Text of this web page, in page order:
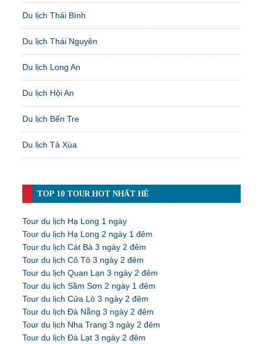
Du lịch Thái Bình
Du lịch Thái Nguyên
Du lịch Long An
Du lịch Hội An
Du lịch Bến Tre
Du lịch Tà Xùa
TOP 10 TOUR HOT NHẤT HÈ
Tour du lịch Hạ Long 1 ngày
Tour du lịch Hạ Long 2 ngày 1 đêm
Tour du lịch Cát Bà 3 ngày 2 đêm
Tour du lịch Cô Tô 3 ngày 2 đêm
Tour du lịch Quan Lạn 3 ngày 2 đêm
Tour du lịch Sầm Sơn 2 ngày 1 đêm
Tour du lịch Cửa Lò 3 ngày 2 đêm
Tour du lịch Đà Nẵng 3 ngày 2 đêm
Tour du lịch Nha Trang 3 ngày 2 đêm
Tour du lịch Đà Lạt 3 ngày 2 đêm